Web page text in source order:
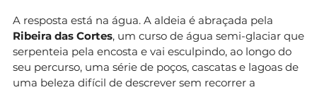
A resposta está na água. A aldeia é abraçada pela
Ribeira das Cortes, um curso de água semi-glaciar que
serpenteia pela encosta e vai esculpindo, ao longo do
seu percurso, uma série de poços, cascatas e lagoas de
uma beleza difícil de descrever sem recorrer a